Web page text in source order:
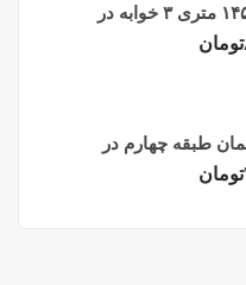
فروش آپارتمان ۱۴۵ متری ۳ خوابه در
تومان
طبقه چهارم در
تومان